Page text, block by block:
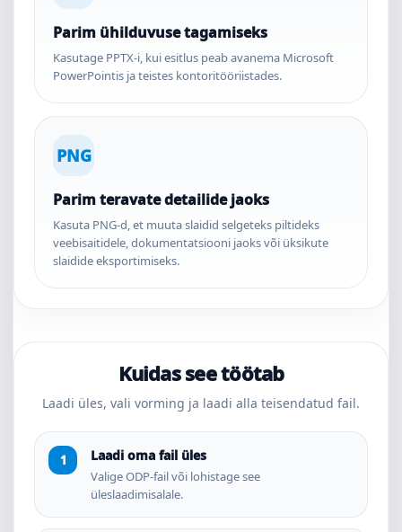
Parim ühilduvuse tagamiseks
Kasutage PPTX-i, kui esitlus peab avanema Microsoft
PowerPointis ja teistes kontoritööriistades.
PNG
Parim teravate detailide jaoks
Kasuta PNG-d, et muuta slaidid selgeteks piltideks
veebisaitidele, dokumentatsiooni jaoks või üksikute
slaidide eksportimiseks.
Kuidas see töötab
Laadi üles, vali vorming ja laadi alla teisendatud fail.
Laadi oma fail üles
Valige ODP-fail või lohistage see
üleslaadimisalale.